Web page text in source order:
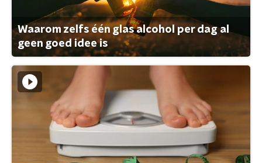
Waarom zelfs één glas alcohol per dag al
geen goed idee is